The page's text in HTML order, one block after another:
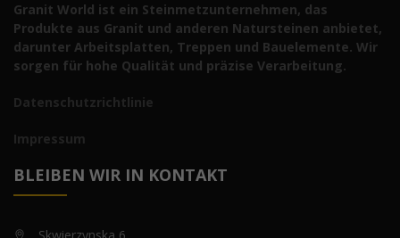
Granit World ist ein Steinmetzunternehmen, das
Produkte aus Granit und anderen Natursteinen anbietet,
darunter Arbeitsplatten, Treppen und Bauelemente. Wir
sorgen für hohe Qualität und präzise Verarbeitung.
Datenschutzrichtlinie
Impressum
BLEIBEN WIR IN KONTAKT